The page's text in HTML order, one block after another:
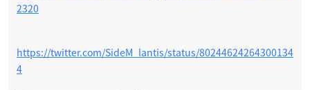
2320
https://twitter.com/SideM_lantis/status/80244624264300134
4